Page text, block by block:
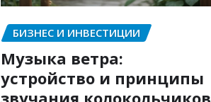
БИЗНЕС И ИНВЕСТИЦИИ
Музыка ветра:
устройство и принципы